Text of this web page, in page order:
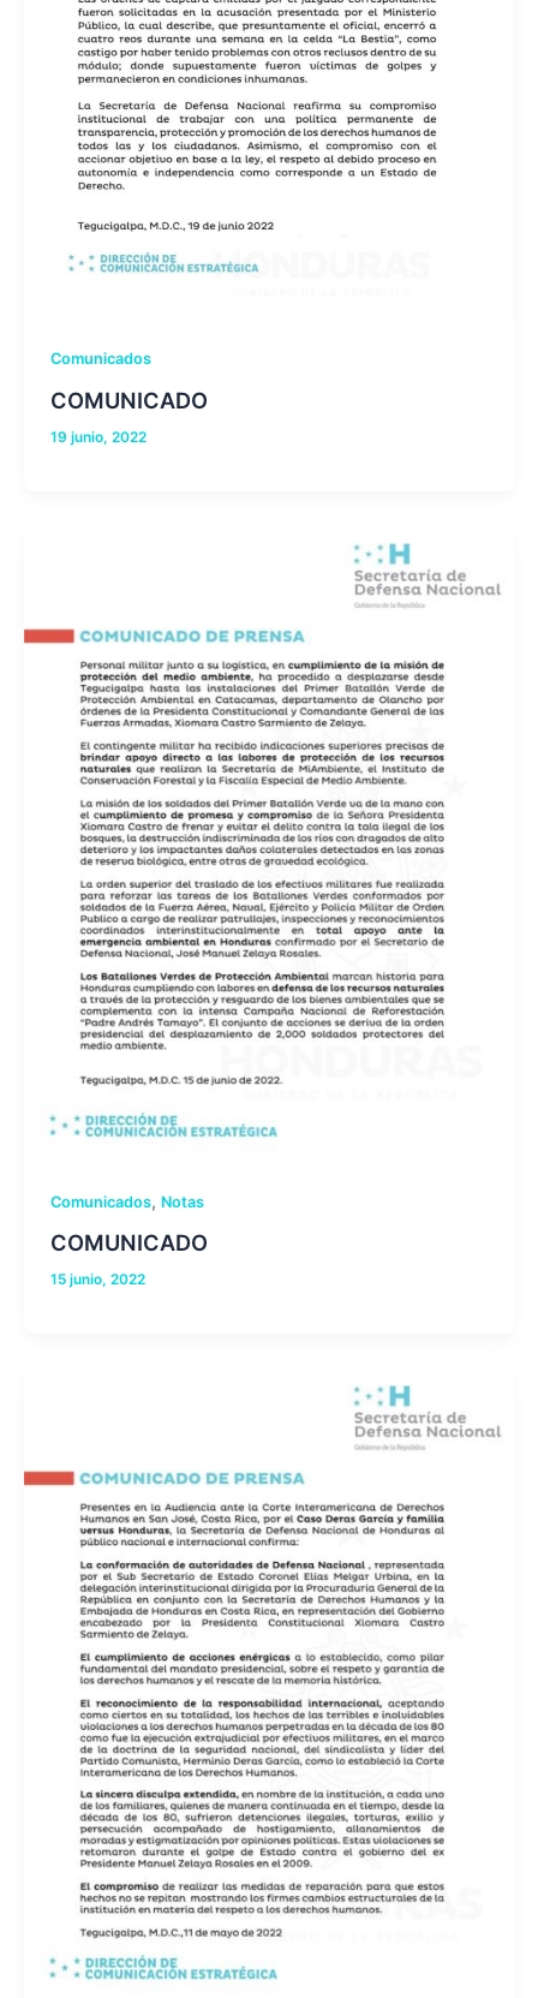
Comunicados
COMUNICADO
19 junio, 2022
Comunicados, Notas
COMUNICADO
15 junio, 2022